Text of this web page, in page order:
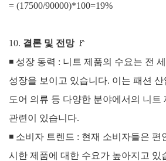
= (17500/90000)*100=19%
10. 결론 및 전망 🚩
◾ 성장 동력 : 니트 제품의 수요는 전
성장을 보이고 있습니다. 이는 패션
도어 의류 등 다양한 분야에서의 니트
관련이 있습니다.
◾ 소비자 트렌드 : 현재 소비자들은 편
시한 제품에 대한 수요가 높아지고 있